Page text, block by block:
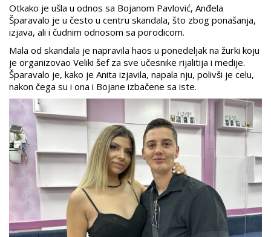
Otkako je ušla u odnos sa Bojanom Pavlović, Anđela
Šparavalo je u često u centru skandala, što zbog ponašanja,
izjava, ali i čudnim odnosom sa porodicom.
Mala od skandala je napravila haos u ponedeljak na žurki koju
je organizovao Veliki šef za sve učesnike rijalitija i medije.
Šparavalo je, kako je Anita izjavila, napala nju, polivši je celu,
nakon čega su i ona i Bojane izbačene sa iste.